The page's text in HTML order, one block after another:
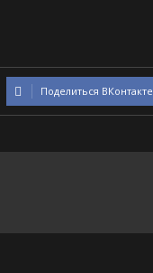
Поделиться ВКонтакте